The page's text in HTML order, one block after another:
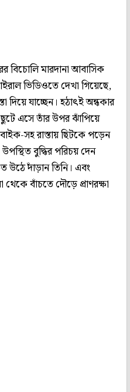
বিচোলি মারদানা আবাসিক
ভিডিওতে দেখা গিয়েছে,
দিয়ে যাচ্ছেন। হঠাৎই অন্ধকার
এসে তাঁর উপর ঝাঁপিয়ে
সহ রাস্তায় ছিটকে পড়েন
বুদ্ধির পরিচয় দেন
উঠে দাঁড়ান তিনি। এবং
থেকে বাঁচতে দৌড়ে প্রাণরক্ষা